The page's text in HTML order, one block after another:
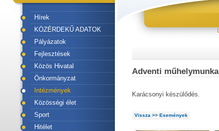
Hírek
KÖZÉRDEKŰ ADATOK
Pályázatok
Fejlesztések
Közös Hivatal
Önkormányzat
Intézmények
Közösségi élet
Sport
Hitélet
Adventi műhelymunka
Karácsonyi készülődés.
Vissza >> Események